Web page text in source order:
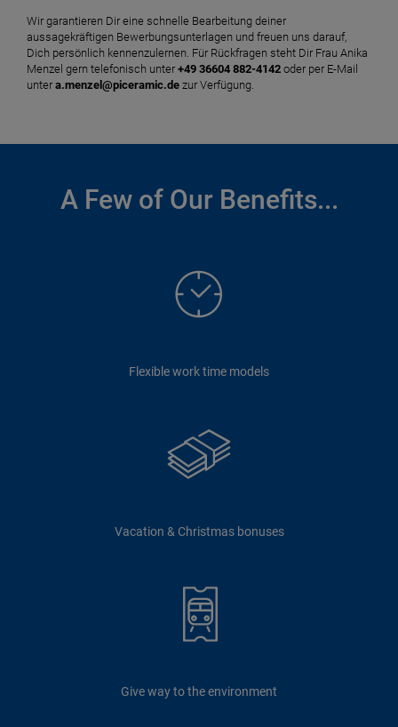
Wir garantieren Dir eine schnelle Bearbeitung deiner
aussagekräftigen Bewerbungsunterlagen und freuen uns darauf,
Dich persönlich kennenzulernen. Für Rückfragen steht Dir Frau Anika
Menzel gern telefonisch unter +49 36604 882-4142 oder per E-Mail
unter a.menzel@piceramic.de zur Verfügung.
A Few of Our Benefits...
Flexible work time models
Vacation & Christmas bonuses
Give way to the environment